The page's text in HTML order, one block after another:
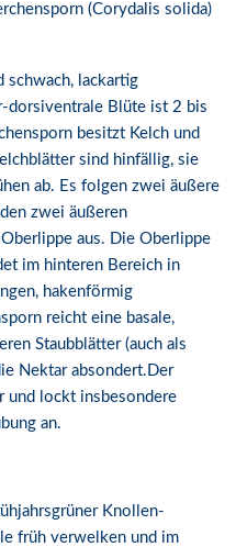
(Corydalis solida)
schwach, lackartig
dorsiventrale Blüte ist 2 bis
besitzt Kelch und
sind hinfällig, sie
ab. Es folgen zwei äußere
zwei äußeren
aus. Die Oberlippe
im hinteren Bereich in
hakenförmig
reicht eine basale,
Staubblätter (auch als
Nektar absondert.Der
und lockt insbesondere
an.
Knollen-
früh verwelken und im